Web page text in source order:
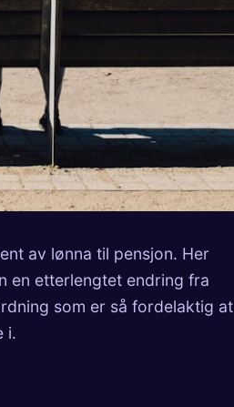
av lønna til pensjon. Her
en etterlengtet endring fra
som er så fordelaktig at
i.